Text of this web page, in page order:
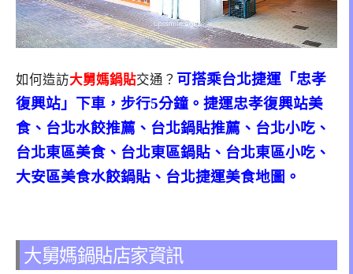
如何造訪大舅媽鍋貼交通？ 可搭乘台北捷運「忠孝
復興站」下車，步行5分鐘。捷運忠孝復興站美
食、台北水餃推薦、台北鍋貼推薦、台北小吃、
台北東區美食、台北東區鍋貼、台北東區小吃、
大安區美食水餃鍋貼、台北捷運美食地圖。
大舅媽鍋貼店家資訊